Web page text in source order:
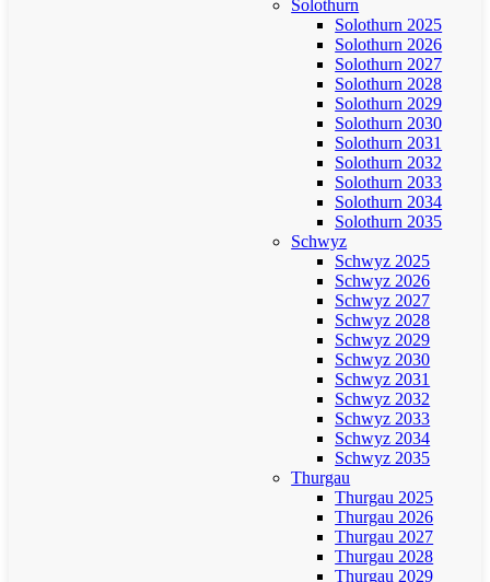
Solothurn
Solothurn 2025
Solothurn 2026
Solothurn 2027
Solothurn 2028
Solothurn 2029
Solothurn 2030
Solothurn 2031
Solothurn 2032
Solothurn 2033
Solothurn 2034
Solothurn 2035
Schwyz
Schwyz 2025
Schwyz 2026
Schwyz 2027
Schwyz 2028
Schwyz 2029
Schwyz 2030
Schwyz 2031
Schwyz 2032
Schwyz 2033
Schwyz 2034
Schwyz 2035
Thurgau
Thurgau 2025
Thurgau 2026
Thurgau 2027
Thurgau 2028
Thurgau 2029